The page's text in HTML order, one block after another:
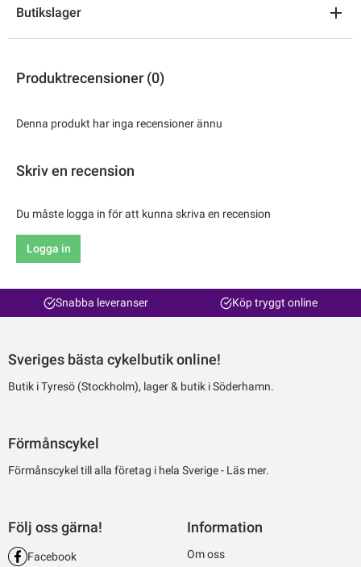
Butikslager
Produktrecensioner (0)
Denna produkt har inga recensioner ännu
Skriv en recension
Du måste logga in för att kunna skriva en recension
Logga in
Snabba leveranser Köp tryggt online
Sveriges bästa cykelbutik online!
Butik i Tyresö (Stockholm), lager & butik i Söderhamn.
Förmånscykel
Förmånscykel till alla företag i hela Sverige - Läs mer.
Följ oss gärna!
Facebook
Information
Om oss